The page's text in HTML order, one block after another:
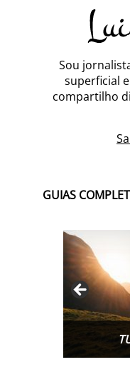
Sou
superficial
compartilho
GUIAS